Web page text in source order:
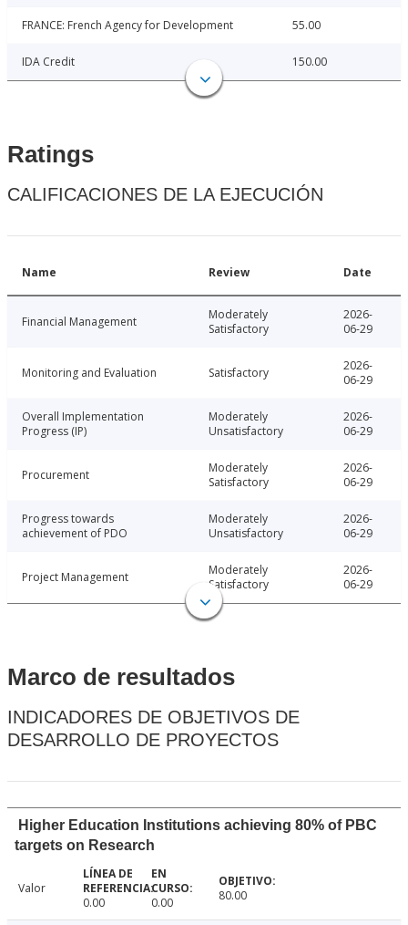
FRANCE: French Agency for Development 55.00
IDA Credit 150.00
Ratings
CALIFICACIONES DE LA EJECUCIÓN
Name Review Date
Financial Management
Moderately
Satisfactory
2026-
06-29
Monitoring and Evaluation Satisfactory
2026-
06-29
Overall Implementation
Progress (IP)
Moderately
Unsatisfactory
2026-
06-29
Procurement
Moderately
Satisfactory
2026-
06-29
Progress towards
achievement of PDO
Moderately
Unsatisfactory
2026-
06-29
Project Management
Moderately
Satisfactory
2026-
06-29
Marco de resultados
INDICADORES DE OBJETIVOS DE
DESARROLLO DE PROYECTOS
Higher Education Institutions achieving 80% of PBC
targets on Research
Valor
0.00
0.00 80.00